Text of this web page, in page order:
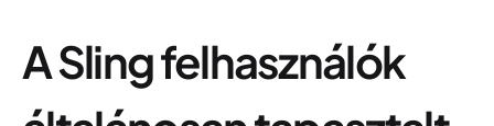
A Sling felhasználók